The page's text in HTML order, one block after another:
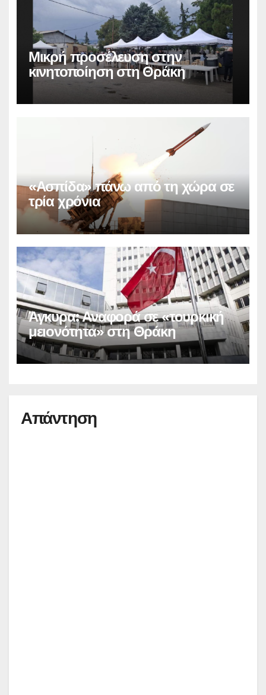
Μικρή προσέλευση στην
κινητοποίηση στη Θράκη
«Ασπίδα» πάνω από τη χώρα σε
τρία χρόνια
Άγκυρα: Αναφορά σε «τουρκική
μειονότητα» στη Θράκη
Απάντηση